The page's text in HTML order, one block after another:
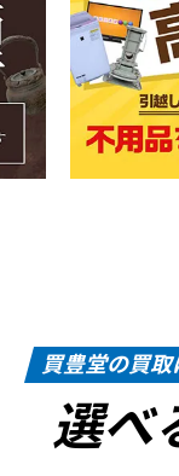
買豊堂の買
選べ